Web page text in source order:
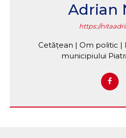
Adrian
https://
Cetățean | Om politic |
municipiului